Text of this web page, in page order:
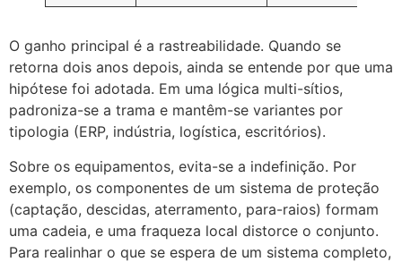
O ganho principal é a rastreabilidade. Quando se
retorna dois anos depois, ainda se entende por que uma
hipótese foi adotada. Em uma lógica multi-sítios,
padroniza-se a trama e mantêm-se variantes por
tipologia (ERP, indústria, logística, escritórios).
Sobre os equipamentos, evita-se a indefinição. Por
exemplo, os componentes de um sistema de proteção
(captação, descidas, aterramento, para-raios) formam
uma cadeia, e uma fraqueza local distorce o conjunto.
Para realinhar o que se espera de um sistema completo,